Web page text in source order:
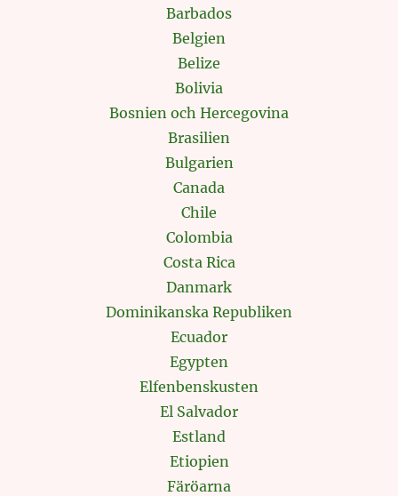
Barbados
Belgien
Belize
Bolivia
Bosnien och Hercegovina
Brasilien
Bulgarien
Canada
Chile
Colombia
Costa Rica
Danmark
Dominikanska Republiken
Ecuador
Egypten
Elfenbenskusten
El Salvador
Estland
Etiopien
Färöarna